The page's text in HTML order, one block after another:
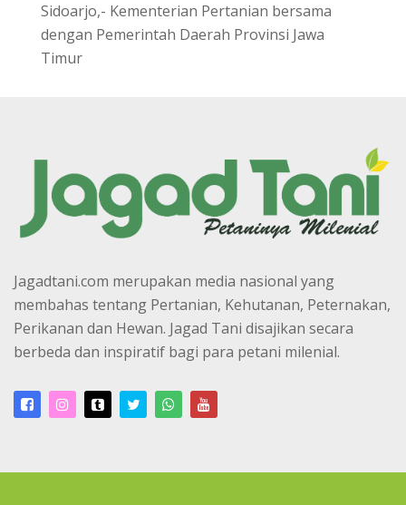
Sidoarjo,- Kementerian Pertanian bersama
dengan Pemerintah Daerah Provinsi Jawa
Timur
Jagadtani.com merupakan media nasional yang
membahas tentang Pertanian, Kehutanan, Peternakan,
Perikanan dan Hewan. Jagad Tani disajikan secara
berbeda dan inspiratif bagi para petani milenial.